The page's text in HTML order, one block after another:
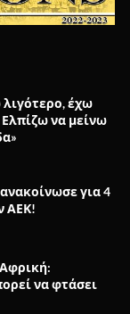
έχω
να μείνω
για 4
ΑΕΚ!
να φτάσει